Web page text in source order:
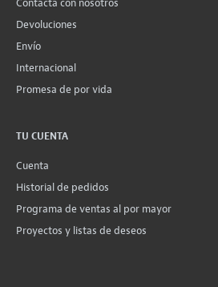
Devoluciones
Envío
Internacional
Promesa de por vida
TU CUENTA
Cuenta
Historial de pedidos
Programa de ventas al por mayor
Proyectos y listas de deseos